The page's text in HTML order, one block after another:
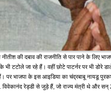
नीतीश की दबाव की राजनीति से पार पाने के लिए
भी टटोले जा रहे हैं। वहीं छोटे पाटर्नर पर भी
पर भाजपा के इस आइडिया का चंद्रबाबू नायडू
विवेकानंद रेड्डी से जुड़े हैं, जो राज्य मंत्री थे और